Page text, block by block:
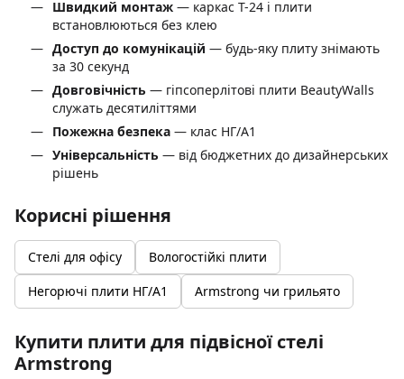
Швидкий монтаж — каркас T-24 і плити
встановлюються без клею
Доступ до комунікацій — будь-яку плиту знімають
за 30 секунд
Довговічність — гіпсоперлітові плити BeautyWalls
служать десятиліттями
Пожежна безпека — клас НГ/A1
Універсальність — від бюджетних до дизайнерських
рішень
Корисні рішення
Стелі для офісу
Вологостійкі плити
Негорючі плити НГ/A1
Armstrong чи грильято
Купити плити для підвісної стелі
Armstrong